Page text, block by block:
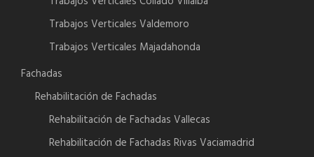
Trabajos Verticales Valdemoro
Trabajos Verticales Majadahonda
Fachadas
Rehabilitación de Fachadas
Rehabilitación de Fachadas Vallecas
Rehabilitación de Fachadas Rivas Vaciamadrid